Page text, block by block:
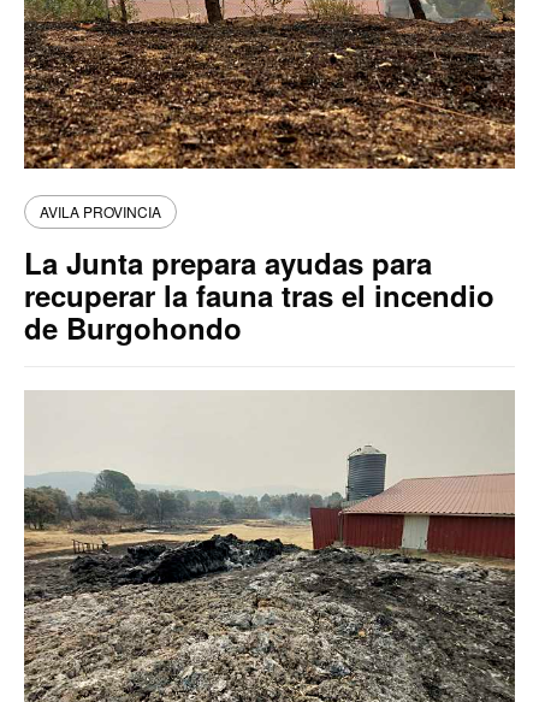
AVILA PROVINCIA
La Junta prepara ayudas para
recuperar la fauna tras el incendio
de Burgohondo